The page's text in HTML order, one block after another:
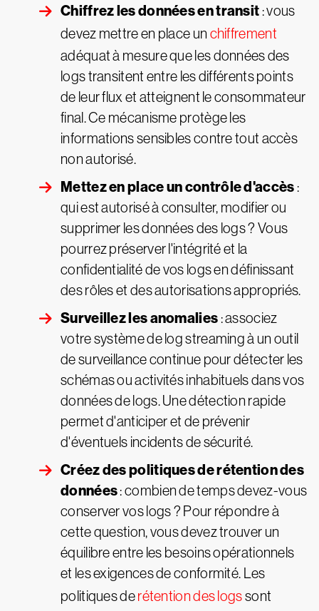
Chiffrez les données en transit : vous
devez mettre en place un chiffrement
adéquat à mesure que les données des
logs transitent entre les différents points
de leur flux et atteignent le consommateur
final. Ce mécanisme protège les
informations sensibles contre tout accès
non autorisé.
Mettez en place un contrôle d'accès :
qui est autorisé à consulter, modifier ou
supprimer les données des logs ? Vous
pourrez préserver l'intégrité et la
confidentialité de vos logs en définissant
des rôles et des autorisations appropriés.
Surveillez les anomalies : associez
votre système de log streaming à un outil
de surveillance continue pour détecter les
schémas ou activités inhabituels dans vos
données de logs. Une détection rapide
permet d'anticiper et de prévenir
d'éventuels incidents de sécurité.
Créez des politiques de rétention des
données: combien de temps devez-vous
conserver vos logs ? Pour répondre à
cette question, vous devez trouver un
équilibre entre les besoins opérationnels
et les exigences de conformité. Les
politiques derétention des logssont